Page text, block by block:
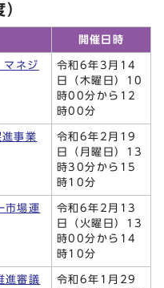
開催日時
ネジ
令和6年3月14
日（木曜日）10
時00分から12
時00分
事業
令和6年2月19
日（月曜日）13
時30分から15
時10分
市場運
令和6年2月13
日（火曜日）13
時00分から14
時10分
進審議
令和6年1月29